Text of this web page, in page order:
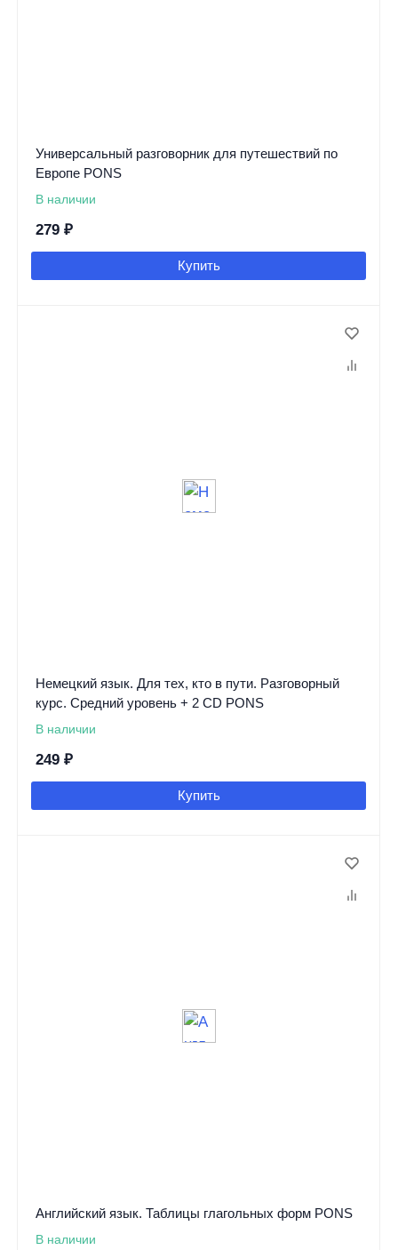
Универсальный разговорник для путешествий по
Европе PONS
В наличии
279 ₽
Купить
Немецкий язык. Для тех, кто в пути. Разговорный
курс. Средний уровень + 2 СD PONS
В наличии
249 ₽
Купить
Английский язык. Таблицы глагольных форм PONS
В наличии